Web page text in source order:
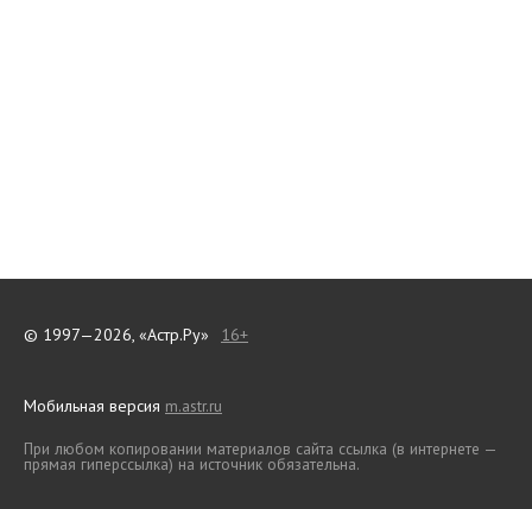
© 1997—2026, «Астр.Ру» 16+
Мобильная версия m.astr.ru
При любом копировании материалов сайта ссылка (в интернете —
прямая гиперссылка) на источник обязательна.